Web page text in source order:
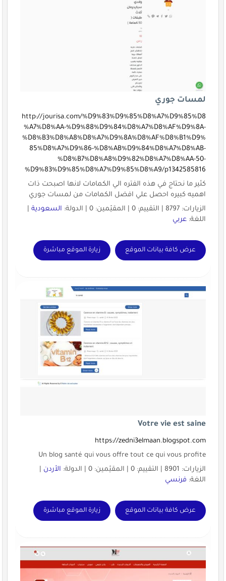
لمسات جوري
http://jourisa.com/%D9%83%D9%85%D8%A7%D9%85%D8
%A7%D8%AA-%D9%88%D9%84%D8%A7%D8%AF%D9%8A-
%D8%B3%D8%A8%D8%A7%D9%8A%D8%AF%D8%B1%D9%
85%D8%A7%D9%86-%D8%AB%D9%84%D8%A7%D8%AB-
%D8%B7%D8%A8%D9%82%D8%A7%D8%AA-50-
%D9%83%D9%85%D8%A7%D9%85%D8%A9/p1342585816
كثير ما نحتاج في هذه الفتره الي الكمامات لانها اصبحت ذات
اهميه كبيره احصل علي افضل الكمامات من لمسات جوري
الزيارات: 8797 | التقييم: 0 | المقيّمين: 0 | الدولة:
السعودية|
اللغة: عربي
عرض كافة بيانات الموقع زيارة الموقع مباشرة
Votre vie est saine
https://zedni3elmaan.blogspot.com
Un blog santé qui vous offre tout ce qui vous profite
الزيارات: 8901 | التقييم: 0 | المقيّمين: 0 | الدولة:
الأردن|
اللغة: فرنسي
عرض كافة بيانات الموقع زيارة الموقع مباشرة